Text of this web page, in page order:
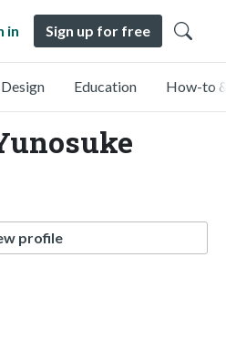
in Sign up for free
Design Education How-to
profile